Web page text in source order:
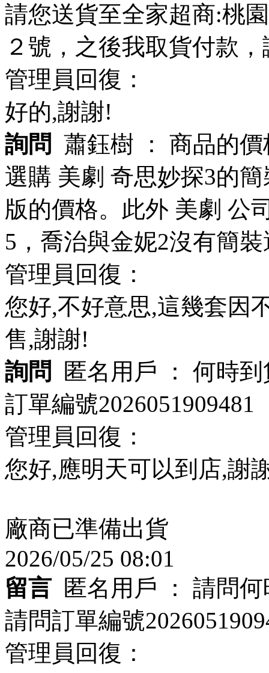
請您送貨至全家超商:桃
２號，之後我取貨付款
管理員回復：
好的,謝謝!
詢問 蕭鈺樹 ： 商品的
選購 美劇 奇思妙探3的
版的價格。此外 美劇 公
5，喬治與金妮2沒有簡
管理員回復：
您好,不好意思,這幾套因
售,謝謝!
詢問
匿名用戶 ： 何時到
訂單編號
管理員回復：
您好,應明天可以到店,謝
廠商已準備出貨
2026/05/25 08:01
留言 匿名用戶 ： 請問
請問訂單編號
管理員回復：